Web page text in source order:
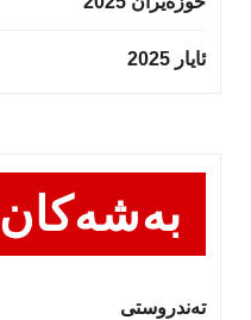
ئایار 2025
بەشەکان
تەندروستى